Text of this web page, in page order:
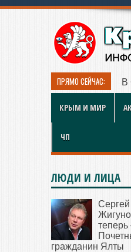
ПРЯМО СЕЙЧАС: В
КРЫМ И МИР
ЧП
ЛЮДИ И ЛИЦА
Сергей
гражданин Ялты